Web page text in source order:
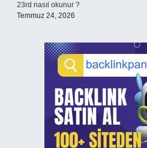
23rd nasıl okunur ?
Temmuz 24, 2026